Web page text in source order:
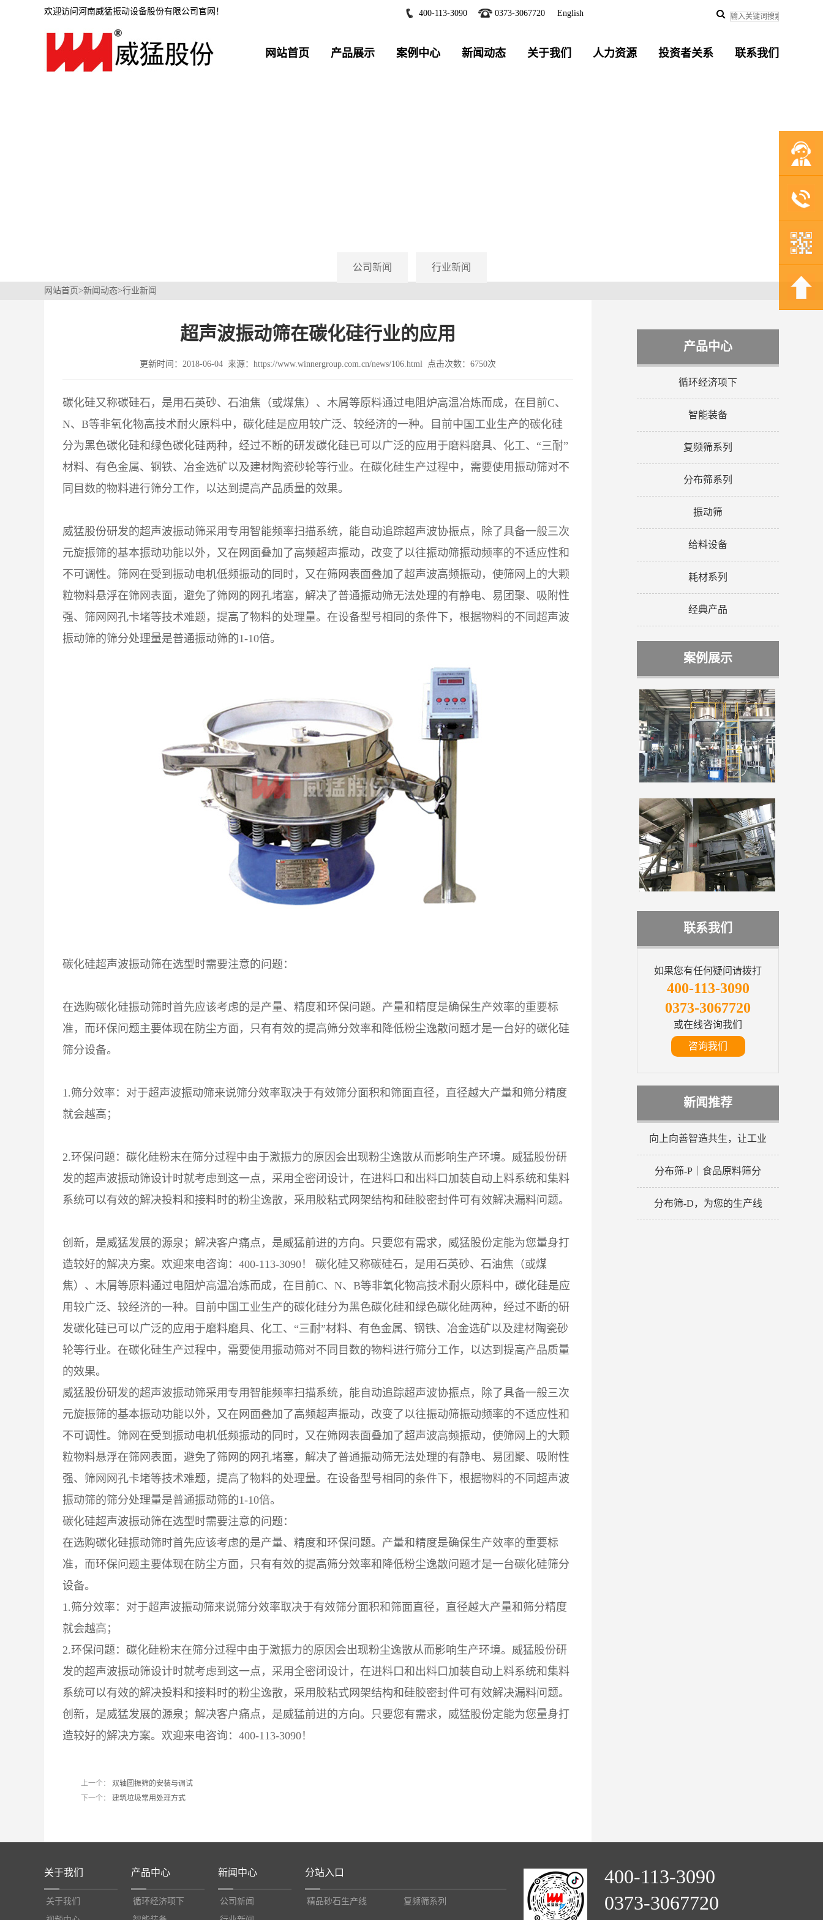
欢迎访问河南威猛振动设备股份有限公司官网！ 400-113-3090 0373-3067720 English
网站首页 产品展示 案例中心 新闻动态 关于我们 人力资源 投资者关系 联系我们
公司新闻 行业新闻
网站首页>新闻动态>行业新闻
超声波振动筛在碳化硅行业的应用
更新时间：2018-06-04 来源：https://www.winnergroup.com.cn/news/106.html 点击次数：6750次
碳化硅又称碳硅石，是用石英砂、石油焦（或煤焦）、木屑等原料通过电阻炉高温冶炼而成，在目前C、
N、B等非氧化物高技术耐火原料中，碳化硅是应用较广泛、较经济的一种。目前中国工业生产的碳化硅
分为黑色碳化硅和绿色碳化硅两种，经过不断的研发碳化硅已可以广泛的应用于磨料磨具、化工、“三耐”
材料、有色金属、钢铁、冶金选矿以及建材陶瓷砂轮等行业。在碳化硅生产过程中，需要使用振动筛对不
同目数的物料进行筛分工作，以达到提高产品质量的效果。
威猛股份研发的超声波振动筛采用专用智能频率扫描系统，能自动追踪超声波协振点，除了具备一般三次
元旋振筛的基本振动功能以外，又在网面叠加了高频超声振动，改变了以往振动筛振动频率的不适应性和
不可调性。筛网在受到振动电机低频振动的同时，又在筛网表面叠加了超声波高频振动，使筛网上的大颗
粒物料悬浮在筛网表面，避免了筛网的网孔堵塞，解决了普通振动筛无法处理的有静电、易团聚、吸附性
强、筛网网孔卡堵等技术难题，提高了物料的处理量。在设备型号相同的条件下，根据物料的不同超声波
振动筛的筛分处理量是普通振动筛的1-10倍。
碳化硅超声波振动筛在选型时需要注意的问题：
在选购碳化硅振动筛时首先应该考虑的是产量、精度和环保问题。产量和精度是确保生产效率的重要标
准，而环保问题主要体现在防尘方面，只有有效的提高筛分效率和降低粉尘逸散问题才是一台好的碳化硅
筛分设备。
1.筛分效率：对于超声波振动筛来说筛分效率取决于有效筛分面积和筛面直径，直径越大产量和筛分精度
就会越高；
2.环保问题：碳化硅粉末在筛分过程中由于激振力的原因会出现粉尘逸散从而影响生产环境。威猛股份研
发的超声波振动筛设计时就考虑到这一点，采用全密闭设计，在进料口和出料口加装自动上料系统和集料
系统可以有效的解决投料和接料时的粉尘逸散，采用胶粘式网架结构和硅胶密封件可有效解决漏料问题。
创新，是威猛发展的源泉；解决客户痛点，是威猛前进的方向。只要您有需求，威猛股份定能为您量身打
造较好的解决方案。欢迎来电咨询：400-113-3090！ 碳化硅又称碳硅石，是用石英砂、石油焦（或煤
焦）、木屑等原料通过电阻炉高温冶炼而成，在目前C、N、B等非氧化物高技术耐火原料中，碳化硅是应
用较广泛、较经济的一种。目前中国工业生产的碳化硅分为黑色碳化硅和绿色碳化硅两种，经过不断的研
发碳化硅已可以广泛的应用于磨料磨具、化工、“三耐”材料、有色金属、钢铁、冶金选矿以及建材陶瓷砂
轮等行业。在碳化硅生产过程中，需要使用振动筛对不同目数的物料进行筛分工作，以达到提高产品质量
的效果。
威猛股份研发的超声波振动筛采用专用智能频率扫描系统，能自动追踪超声波协振点，除了具备一般三次
元旋振筛的基本振动功能以外，又在网面叠加了高频超声振动，改变了以往振动筛振动频率的不适应性和
不可调性。筛网在受到振动电机低频振动的同时，又在筛网表面叠加了超声波高频振动，使筛网上的大颗
粒物料悬浮在筛网表面，避免了筛网的网孔堵塞，解决了普通振动筛无法处理的有静电、易团聚、吸附性
强、筛网网孔卡堵等技术难题，提高了物料的处理量。在设备型号相同的条件下，根据物料的不同超声波
振动筛的筛分处理量是普通振动筛的1-10倍。
碳化硅超声波振动筛在选型时需要注意的问题：
在选购碳化硅振动筛时首先应该考虑的是产量、精度和环保问题。产量和精度是确保生产效率的重要标
准，而环保问题主要体现在防尘方面，只有有效的提高筛分效率和降低粉尘逸散问题才是一台碳化硅筛分
设备。
1.筛分效率：对于超声波振动筛来说筛分效率取决于有效筛分面积和筛面直径，直径越大产量和筛分精度
就会越高；
2.环保问题：碳化硅粉末在筛分过程中由于激振力的原因会出现粉尘逸散从而影响生产环境。威猛股份研
发的超声波振动筛设计时就考虑到这一点，采用全密闭设计，在进料口和出料口加装自动上料系统和集料
系统可以有效的解决投料和接料时的粉尘逸散，采用胶粘式网架结构和硅胶密封件可有效解决漏料问题。
创新，是威猛发展的源泉；解决客户痛点，是威猛前进的方向。只要您有需求，威猛股份定能为您量身打
造较好的解决方案。欢迎来电咨询：400-113-3090！
上一个：
双轴圆振筛的安装与调试
下一个：
建筑垃圾常用处理方式
产品中心
循环经济项下
智能装备
复频筛系列
分布筛系列
振动筛
给料设备
耗材系列
经典产品
案例展示
联系我们
如果您有任何疑问请拨打
400-113-3090
0373-3067720
或在线咨询我们
咨询我们
新闻推荐
向上向善智造共生，让工业
分布筛-P｜食品原料筛分
分布筛-D，为您的生产线
关于我们
关于我们
产品中心
循环经济项下
新闻中心
公司新闻
分站入口
精品砂石生产线 复频筛系列
400-113-3090
0373-3067720
联系我们